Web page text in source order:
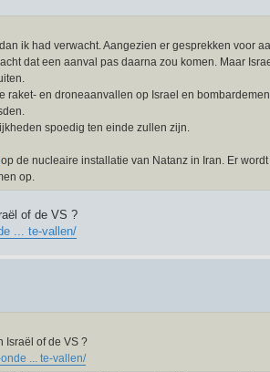
ik had verwacht. Aangezien er gesprekken voor
dat een aanval pas daarna zou komen. Maar
raket- en droneaanvallen op Israel en
spoedig ten einde zullen zijn.
op de nucleaire installatie van Natanz in Iran. Er
op.
of de VS ?
... te-vallen/
Israël of de VS ?
... te-vallen/